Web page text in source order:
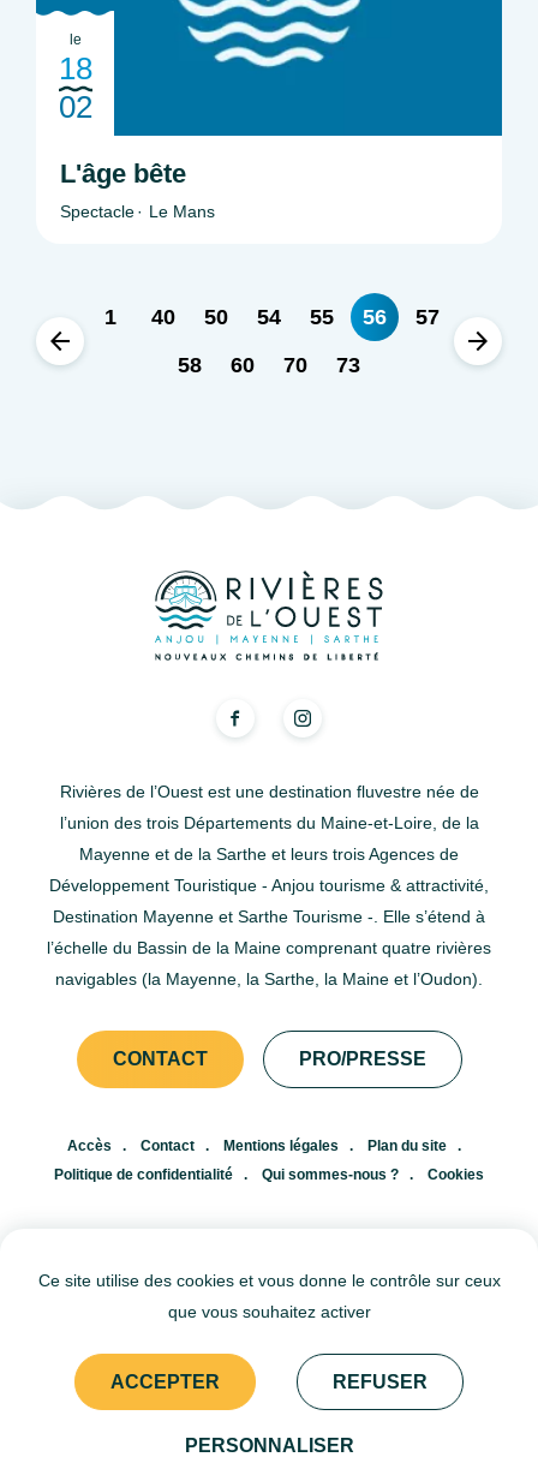
VOIR SUR LA CARTE
le
18
02
L'âge bête
Spectacle Le Mans
1 40 50 54 55 56
57
58
60 70 73
Rivières de l’Ouest est une destination fluvestre née de
l’union des trois Départements du Maine-et-Loire, de la
Mayenne et de la Sarthe et leurs trois Agences de
Développement Touristique - Anjou tourisme & attractivité,
Destination Mayenne et Sarthe Tourisme -. Elle s’étend à
l’échelle du Bassin de la Maine comprenant quatre rivières
navigables (la Mayenne, la Sarthe, la Maine et l’Oudon).
CONTACT PRO/PRESSE
Accès Contact Mentions légales
Plan du site
Politique de confidentialité
Qui sommes-nous ? Cookies
© Agence Départementale du Tourisme et d'Attractivité de l'Anjou ©
© Département de Maine-et-Loire © Département de la Mayenne ©
Département de la Sarthe
Ce site utilise des cookies et vous donne le contrôle sur ceux
que vous souhaitez activer
ACCEPTER REFUSER
PERSONNALISER